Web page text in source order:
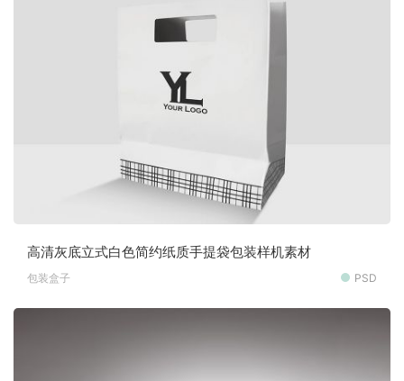
高清灰底立式白色简约纸质手提袋包装样机素材
包装盒子 PSD